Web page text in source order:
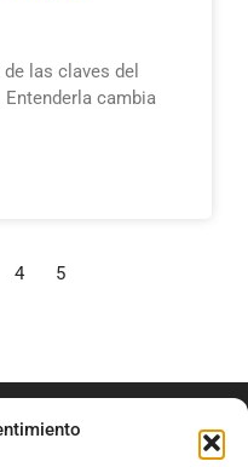
las claves del
cambia
4 5